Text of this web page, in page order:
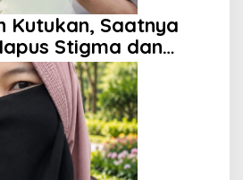
Kutukan, Saatnya
Stigma dan